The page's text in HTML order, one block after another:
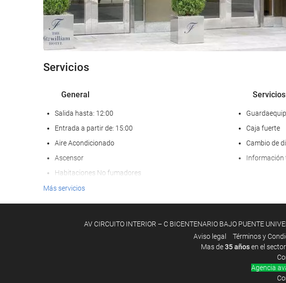
Servicios
General
Salida hasta: 12:00
Entrada a partir de: 15:00
Aire Acondicionado
Ascensor
Habitaciones No fumadores
Zona de fumadores
No admite mascotas
Caja fuerte
Cambio de
Información
Comida y bebida Bienestar
Spa
Servicio de
Servicio de
Más servicios
AV CIRCUITO INTERIOR – C BICENTENARIO BAJO PUENTE
Aviso legal Términos y
Mas de35 añosen el
Agencia